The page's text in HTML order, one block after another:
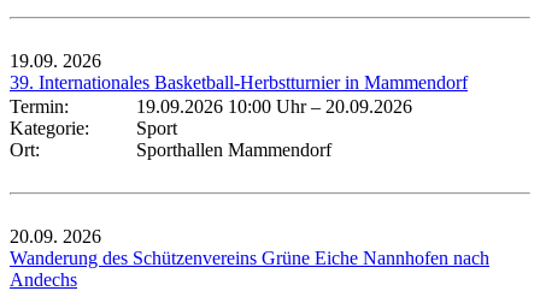
19.09. 2026
39. Internationales Basketball-Herbstturnier in Mammendorf
Termin:
19.09.2026 10:00 Uhr– 20.09.2026
Kategorie:
Sport
Ort:
Sporthallen Mammendorf
20.09. 2026
Wanderung des Schützenvereins Grüne Eiche Nannhofen nach
Andechs